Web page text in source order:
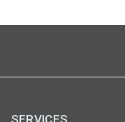
SERVICES